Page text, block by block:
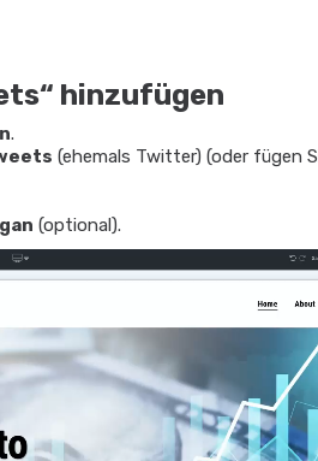
hinzufügen
.
(ehemals Twitter) (oder fügen
(optional).